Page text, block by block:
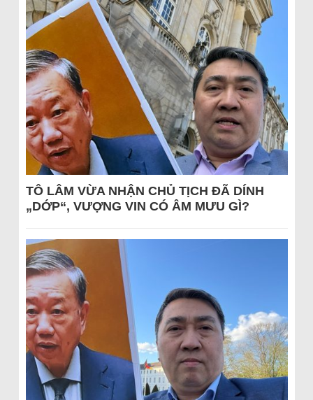
TÔ LÂM VỪA NHẬN CHỦ TỊCH ĐÃ DÍNH
„DỚP“, VƯỢNG VIN CÓ ÂM MƯU GÌ?